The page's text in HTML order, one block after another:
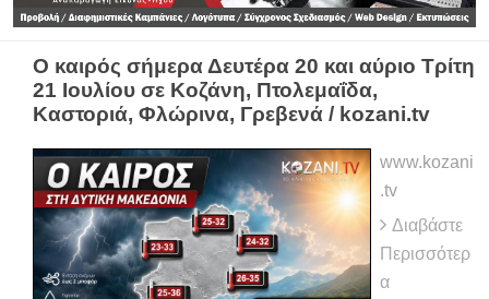
Ο καιρός σήμερα Δευτέρα 20 και αύριο Τρίτη
21 Ιουλίου σε Κοζάνη, Πτολεμαΐδα,
Καστοριά, Φλώρινα, Γρεβενά / kozani.tv
www.kozani
.tv
Διαβάστε
Περισσότερ
α